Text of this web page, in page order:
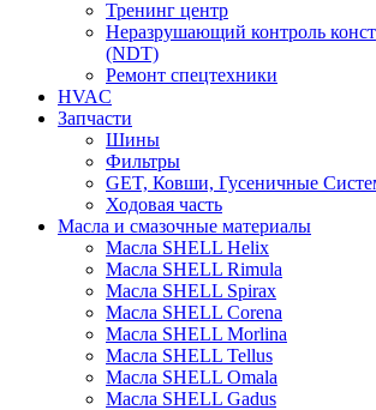
Тренинг центр
Неразрушающий контроль
(NDT)
Ремонт спецтехники
HVAC
Запчасти
Шины
Фильтры
GET, Ковши, Гусеничные
Ходовая часть
Масла и смазочные материалы
Масла SHELL Helix
Масла SHELL Rimula
Масла SHELL Spirax
Масла SHELL Corena
Масла SHELL Morlina
Масла SHELL Tellus
Масла SHELL Omala
Масла SHELL Gadus